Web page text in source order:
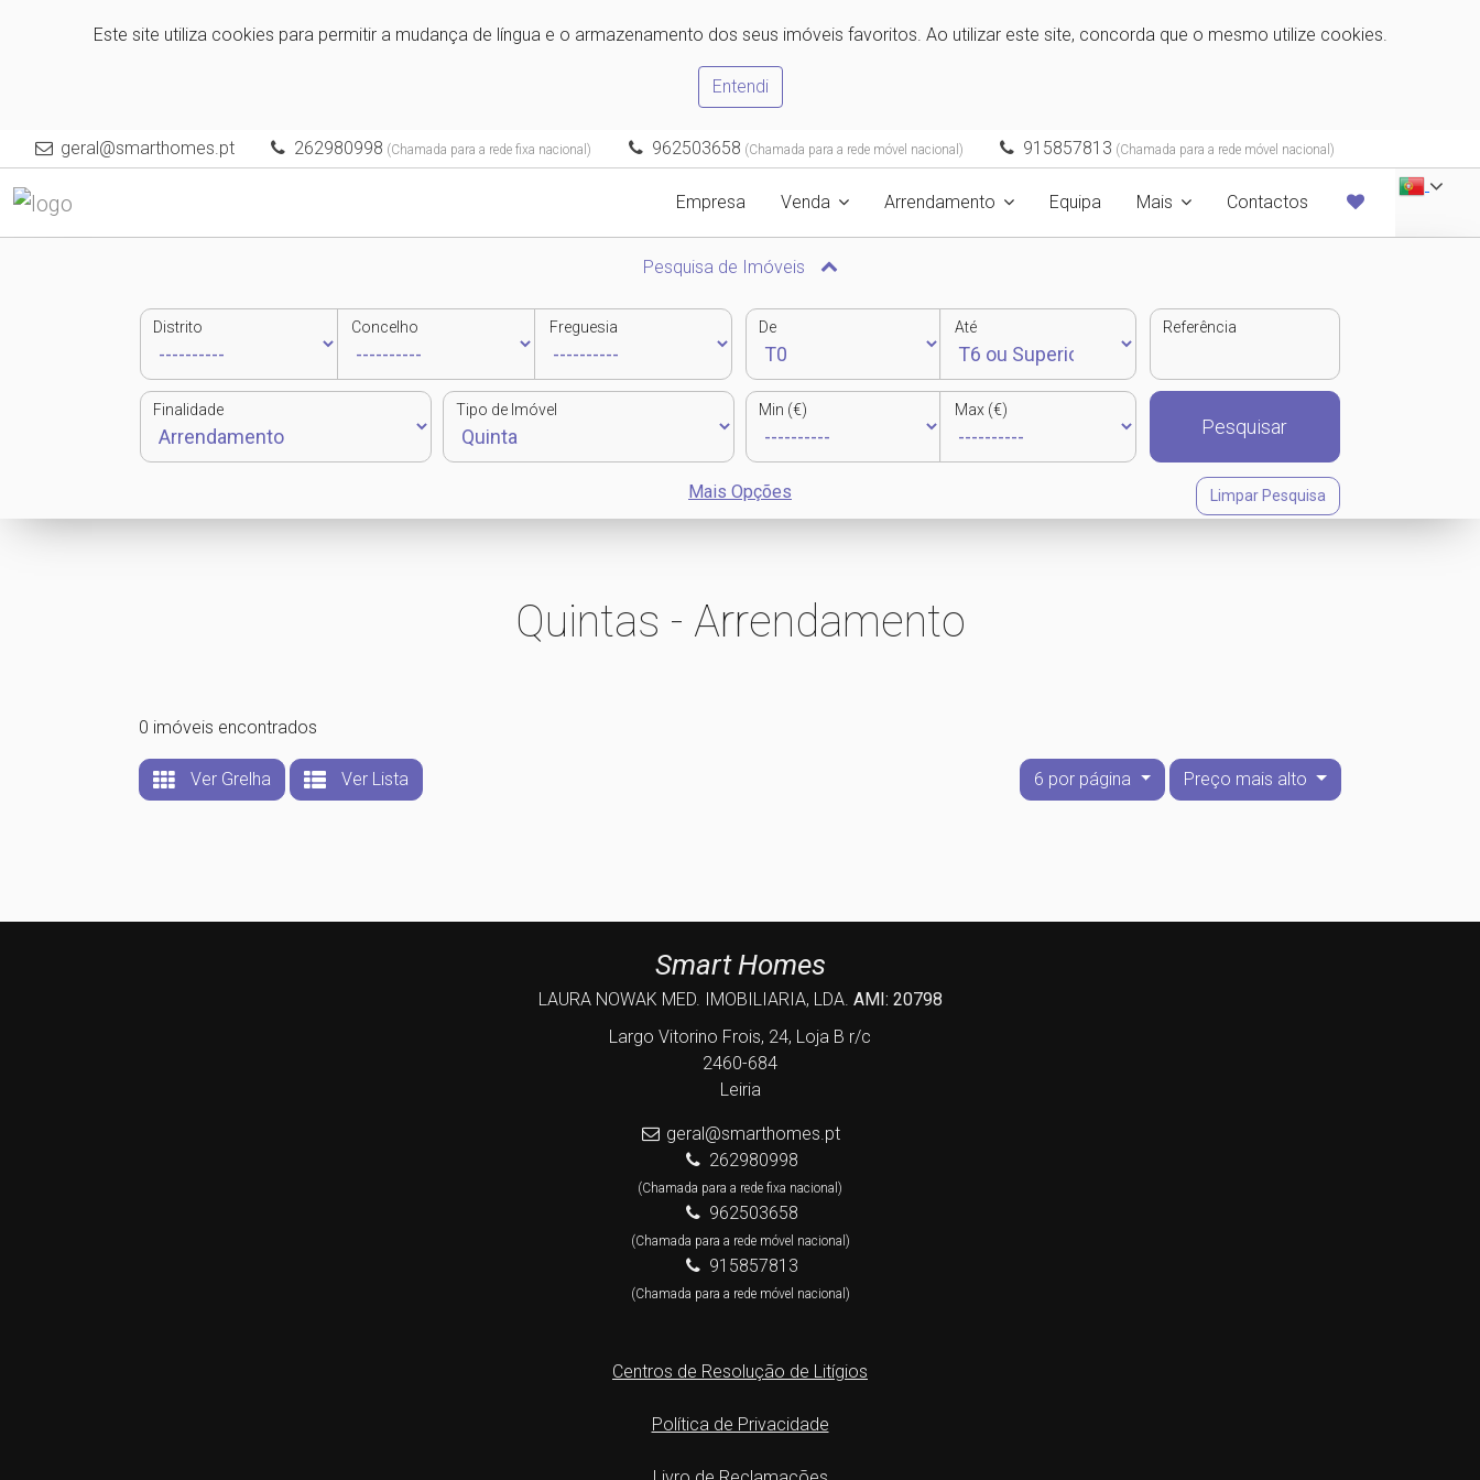
Este site utiliza cookies para permitir a mudança de língua e o armazenamento dos seus imóveis favoritos. Ao utilizar este site, concorda que o mesmo utilize cookies.
Entendi
geral@smarthomes.pt 262980998 (Chamada para a rede fixa nacional) 962503658 (Chamada para a rede móvel nacional) 915857813 (Chamada para a rede móvel nacional)
Empresa Venda Arrendamento Equipa Mais Contactos
Pesquisa de Imóveis
Distrito Concelho Freguesia De Até Referência
Finalidade Tipo de Imóvel Min (€) Max (€)
Pesquisar
Mais Opções Limpar Pesquisa
Quintas - Arrendamento
0 imóveis encontrados
Ver Grelha Ver Lista 6 por página Preço mais alto
Smart Homes
LAURA NOWAK MED. IMOBILIARIA, LDA. AMI: 20798
Largo Vitorino Frois, 24, Loja B r/c
2460-684
Leiria
geral@smarthomes.pt
262980998
(Chamada para a rede fixa nacional)
962503658
(Chamada para a rede móvel nacional)
915857813
(Chamada para a rede móvel nacional)
Centros de Resolução de Litígios
Política de Privacidade